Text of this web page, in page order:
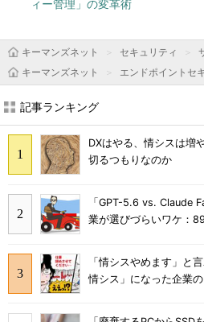
ィー管理」の変革術
キーマンズネット セキュリティ
キーマンズネット
エンドポイントセ
記事ランキング
DXはやる、情シスは
切るつもりなのか
「GPT-5.6 vs. Claude
業が選びづらいワケ：
「情シスやめます」と
情シス」になった企業